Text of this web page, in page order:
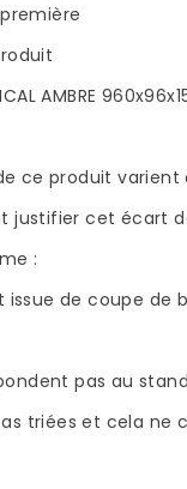
de
QUEL
2050 vues
d’équiper
d’un plan de
bambou,
rationnel...
AMBRE
ce produit varient
justifier cet écart
:
de coupe de
pas au
triées et cela